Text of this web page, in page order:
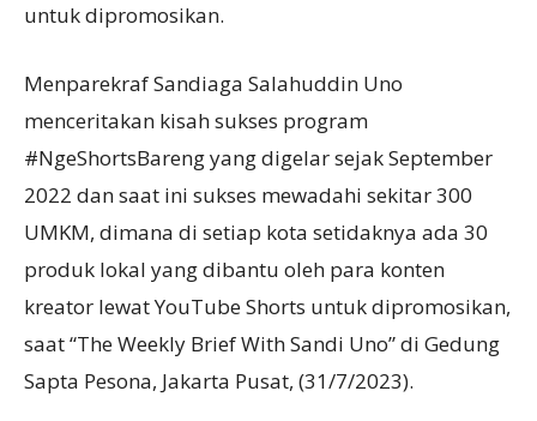
untuk dipromosikan.
Menparekraf Sandiaga Salahuddin Uno
menceritakan kisah sukses program
#NgeShortsBareng yang digelar sejak September
2022 dan saat ini sukses mewadahi sekitar 300
UMKM, dimana di setiap kota setidaknya ada 30
produk lokal yang dibantu oleh para konten
kreator lewat YouTube Shorts untuk dipromosikan,
saat “The Weekly Brief With Sandi Uno” di Gedung
Sapta Pesona, Jakarta Pusat, (31/7/2023).